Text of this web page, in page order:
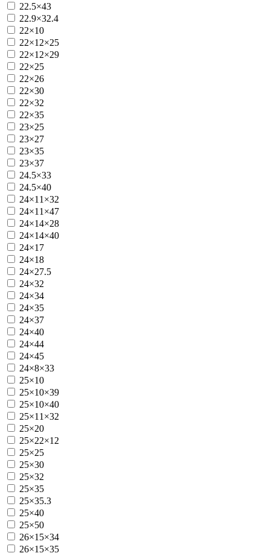
22.5×43
22.9×32.4
22×10
22×12×25
22×12×29
22×25
22×26
22×30
22×32
22×35
23×25
23×27
23×35
23×37
24.5×33
24.5×40
24×11×32
24×11×47
24×14×28
24×14×40
24×17
24×18
24×27.5
24×32
24×34
24×35
24×37
24×40
24×44
24×45
24×8×33
25×10
25×10×39
25×10×40
25×11×32
25×20
25×22×12
25×25
25×30
25×32
25×35
25×35.3
25×40
25×50
26×15×34
26×15×35